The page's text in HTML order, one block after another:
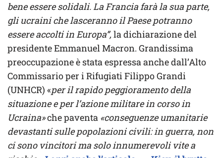
bene essere solidali. La Francia farà la sua parte,
gli ucraini che lasceranno il Paese potranno
essere accolti in Europa”,la dichiarazione del
presidente Emmanuel Macron. Grandissima
preoccupazione è stata espressa anche dall’Alto
Commissario per i Rifugiati Filippo Grandi
(UNHCR) «per il rapido peggioramento della
situazione e per l’azione militare in corso in
Ucraina»che paventa «conseguenze umanitarie
devastanti sulle popolazioni civili: in guerra, non
ci sono vincitori ma solo innumerevoli vite a